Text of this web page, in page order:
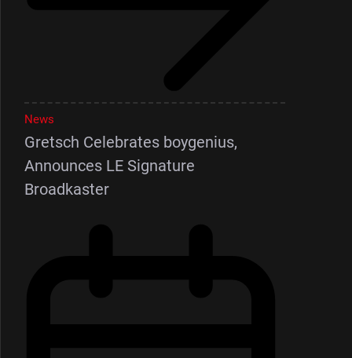
News
Gretsch Celebrates boygenius,
Announces LE Signature
Broadkaster